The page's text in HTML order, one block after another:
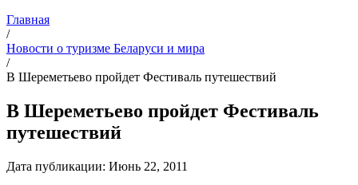
Главная
/
Новости о туризме Беларуси и мира
/
В Шереметьево пройдет Фестиваль путешествий
В Шереметьево пройдет Фестиваль
путешествий
Дата публикации: Июнь 22, 2011